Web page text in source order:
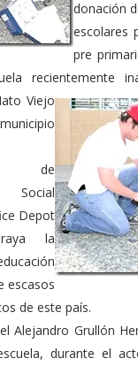
donación
escolares
pre
recientemente
Viejo
de
Social
Depot
la
escasos
de este país.
Alejandro Grullón
durante el